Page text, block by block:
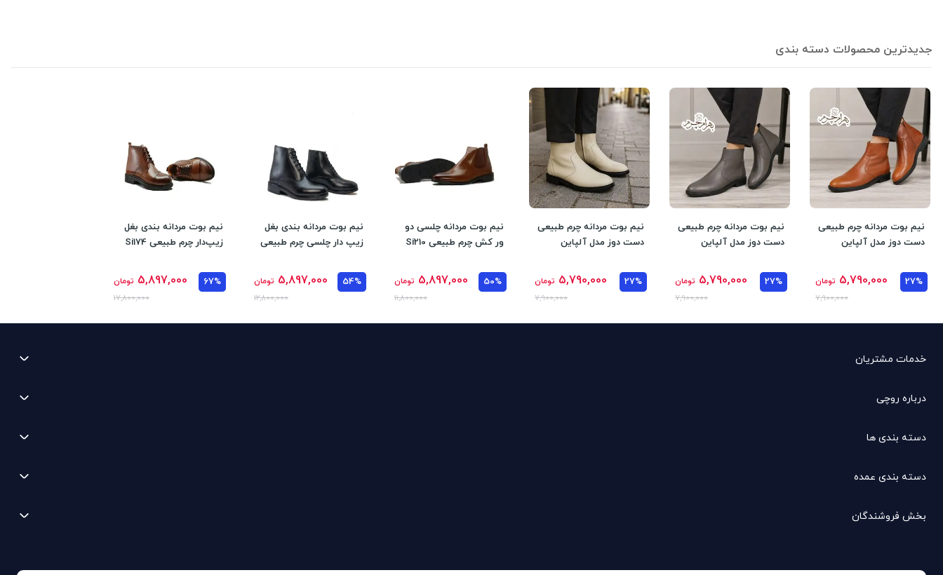
جدیدترین محصولات دسته بندی
نیم بوت مردانه چرم طبیعی
دست دوز مدل آلپاین
27%
5,790,000 تومان
7,900,000
نیم بوت مردانه چرم طبیعی
دست دوز مدل آلپاین
27%
5,790,000 تومان
7,900,000
نیم بوت مردانه چرم طبیعی
دست دوز مدل آلپاین
27%
5,790,000 تومان
7,900,000
نیم بوت مردانه چلسی دو
ور کش چرم طبیعی Si210
50%
5,897,000 تومان
11,800,000
نیم بوت مردانه بندی بغل
زیپ دار چلسی چرم طبیعی
54%
5,897,000 تومان
12,800,000
نیم بوت مردانه بندی بغل
زیپ‌دار چرم طبیعی Si174
67%
5,897,000 تومان
17,800,000
خدمات مشتریان
درباره روچی
دسته بندی ها
دسته بندی عمده
بخش فروشندگان